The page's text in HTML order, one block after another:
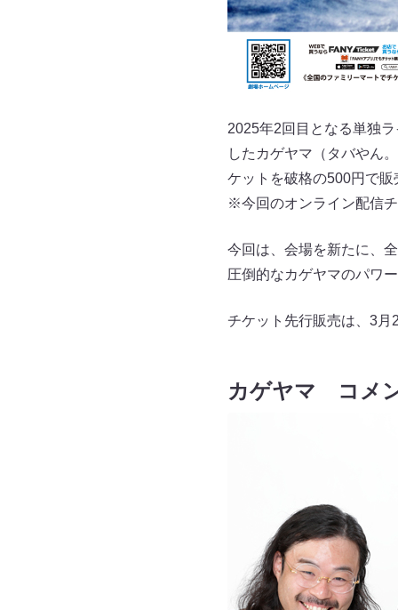
2025年2回目となる単独
したカゲヤマ（タバやん
ケットを破格の500円で販
※今回のオンライン配信
今回は、会場を新たに、
圧倒的なカゲヤマのパワ
チケット先行販売は、3月
カゲヤマ コメ